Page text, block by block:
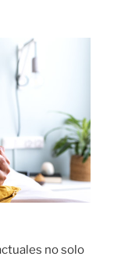
no solo